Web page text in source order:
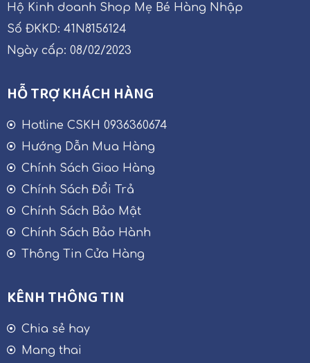
Hộ Kinh doanh Shop Mẹ Bé Hàng Nhập
Số ĐKKD: 41N8156124
Ngày cấp: 08/02/2023
HỖ TRỢ KHÁCH HÀNG
Hotline CSKH 0936360674
Hướng Dẫn Mua Hàng
Chính Sách Giao Hàng
Chính Sách Đổi Trả
Chính Sách Bảo Mật
Chính Sách Bảo Hành
Thông Tin Cửa Hàng
KÊNH THÔNG TIN
Chia sẻ hay
Mang thai